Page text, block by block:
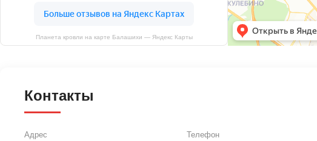
Планета кровли на карте Балашихи — Яндекс Карты
Контакты
Адрес Телефон